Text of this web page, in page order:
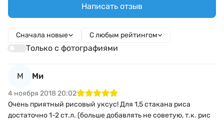
Написать отзыв
Сначала новые С любым рейтингом
Только с фотографиями
М Ми
4 ноября 2018 20:02
Очень приятный рисовый уксус! Для 1,5 стакана риса
достаточно 1-2 ст.л. (больше добавлять не советую, т.к. рис